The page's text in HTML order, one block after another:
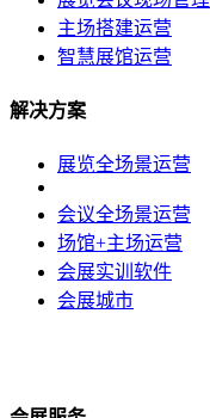
主场搭建运营
智慧展馆运营
解决方案
展览全场景运营
会议全场景运营
场馆+主场运营
会展实训软件
会展城市